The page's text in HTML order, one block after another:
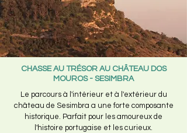
CHASSE AU TRÉSOR AU CHÂTEAU DOS
MOUROS - SESIMBRA
Le parcours à l'intérieur et à l'extérieur du
château de Sesimbra a une forte composante
historique. Parfait pour les amoureux de
l'histoire portugaise et les curieux.​